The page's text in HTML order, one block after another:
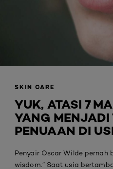
SKIN CARE
YUK, ATASI 7
YANG
PENUAAN DI
Penyair Oscar Wilde pernah
wisdom.” Saat usia